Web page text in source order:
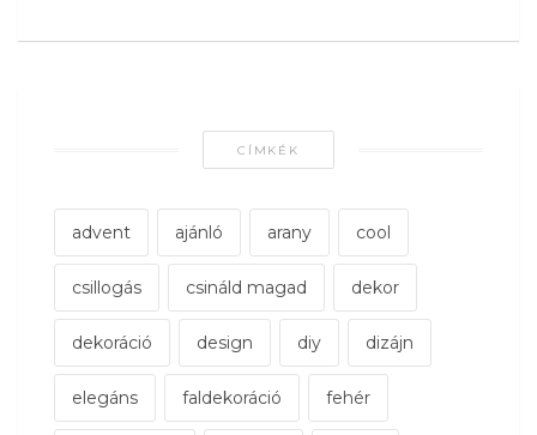
CÍMKÉK
advent ajánló arany cool
csillogás csináld magad dekor
dekoráció design diy dizájn
elegáns faldekoráció fehér